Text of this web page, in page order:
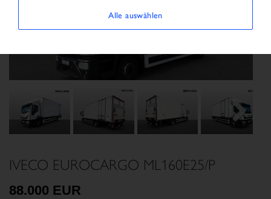
IVECO EUROCARGO ML160E25/P
88.000 EUR
Alle auswählen